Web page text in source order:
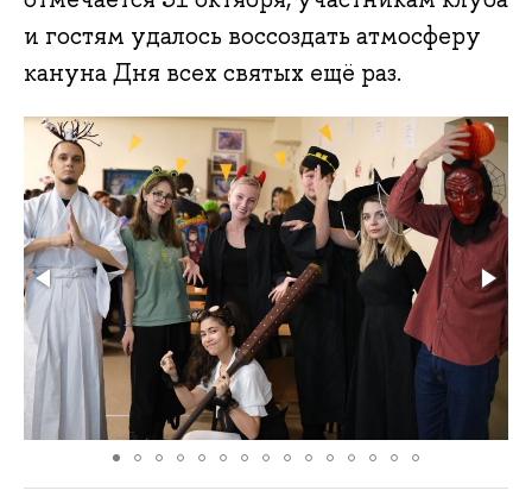
и гостям удалось воссоздать атмосферу
кануна Дня всех святых ещё раз.